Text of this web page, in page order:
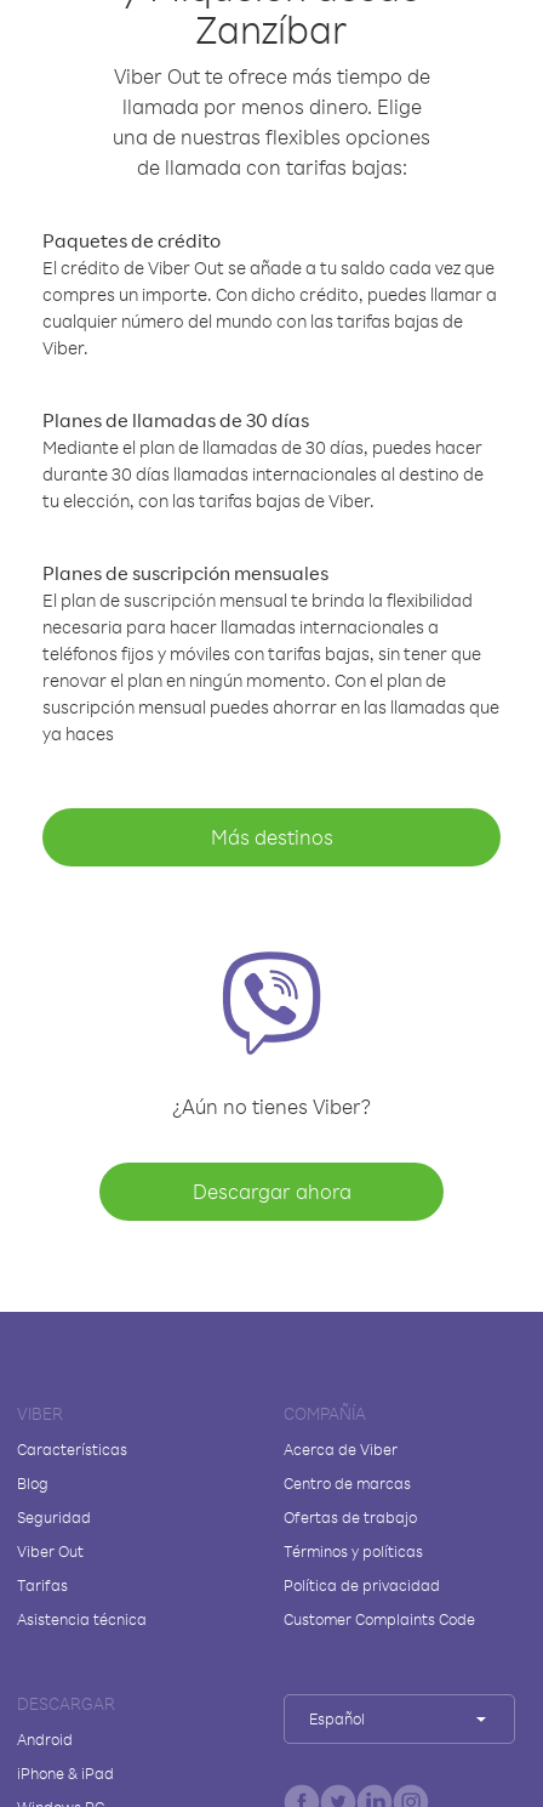
Zanzíbar
Viber Out te ofrece más tiempo de
llamada por menos dinero. Elige
una de nuestras flexibles opciones
de llamada con tarifas bajas:
Paquetes de crédito
El crédito de Viber Out se añade a tu saldo cada vez que
compres un importe. Con dicho crédito, puedes llamar a
cualquier número del mundo con las tarifas bajas de
Viber.
Planes de llamadas de 30 días
Mediante el plan de llamadas de 30 días, puedes hacer
durante 30 días llamadas internacionales al destino de
tu elección, con las tarifas bajas de Viber.
Planes de suscripción mensuales
El plan de suscripción mensual te brinda la flexibilidad
necesaria para hacer llamadas internacionales a
teléfonos fijos y móviles con tarifas bajas, sin tener que
renovar el plan en ningún momento. Con el plan de
suscripción mensual puedes ahorrar en las llamadas que
ya haces
Más destinos
¿Aún no tienes Viber?
Descargar ahora
VIBER
Características
Blog
Seguridad
Viber Out
Tarifas
Asistencia técnica
COMPAÑÍA
Acerca de Viber
Centro de marcas
Ofertas de trabajo
Términos y políticas
Política de privacidad
Customer Complaints Code
DESCARGAR
Android
iPhone & iPad
Español